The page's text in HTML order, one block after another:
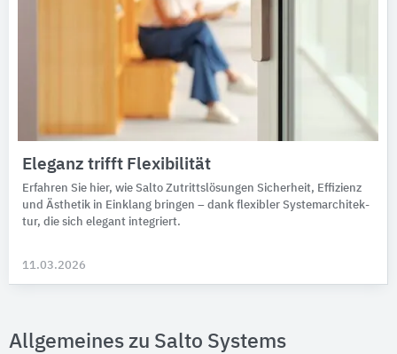
Eleganz trifft Flexibilität
Erfahren Sie hier, wie Salto Zutritts­lösun­gen Sicher­heit, Effi­zienz
und Ästhe­tik in Ein­klang bringen – dank flexi­bler System­archi­tek­
tur, die sich elegant integriert.
11.03.2026
Allgemeines zu Salto Systems